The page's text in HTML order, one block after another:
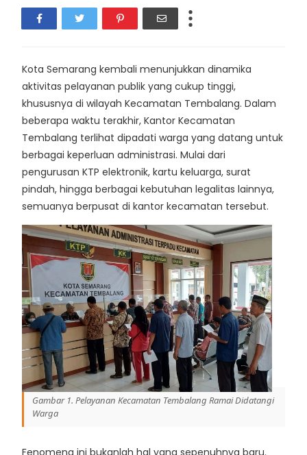
Kota Semarang kembali menunjukkan dinamika
aktivitas pelayanan publik yang cukup tinggi,
khususnya di wilayah Kecamatan Tembalang. Dalam
beberapa waktu terakhir, Kantor Kecamatan
Tembalang terlihat dipadati warga yang datang untuk
berbagai keperluan administrasi. Mulai dari
pengurusan KTP elektronik, kartu keluarga, surat
pindah, hingga berbagai kebutuhan legalitas lainnya,
semuanya berpusat di kantor kecamatan tersebut.
Gambar 1. Pelayanan Kecamatan Tembalang Ramai Didatangi
Warga
Fenomena ini bukanlah hal yang sepenuhnya baru.